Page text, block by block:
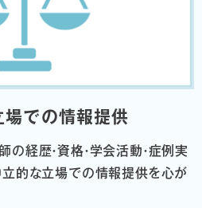
場での情報提供
経歴・資格・学会活動・症例実
立的な立場での情報提供を心が